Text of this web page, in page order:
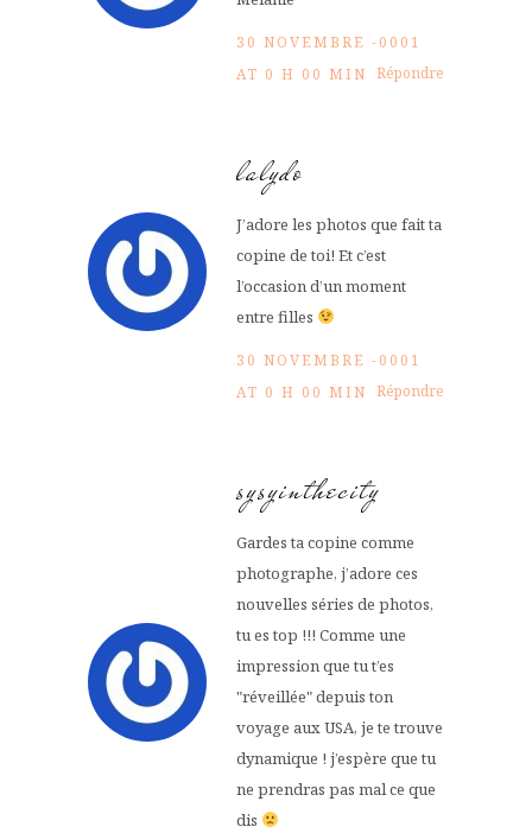
30 NOVEMBRE -0001
AT 0 H 00 MIN Répondre
lalydo
J’adore les photos que fait ta
copine de toi! Et c’est
l’occasion d’un moment
entre filles
30 NOVEMBRE -0001
AT 0 H 00 MIN Répondre
sysyinthecity
Gardes ta copine comme
photographe, j’adore ces
nouvelles séries de photos,
tu es top !!! Comme une
impression que tu t’es
"réveillée" depuis ton
voyage aux USA, je te trouve
dynamique ! j’espère que tu
ne prendras pas mal ce que
dis